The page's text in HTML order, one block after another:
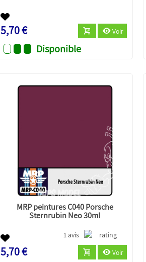
5,70 € Voir
Disponible
MRP peintures C040 Porsche
Sternrubin Neo 30ml
1 avis
5,70 € Voir